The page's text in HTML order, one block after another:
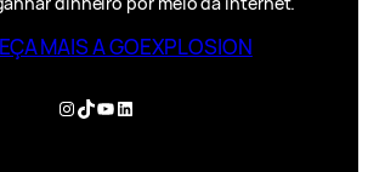
MAIS A GOEXPLOSION
Instagram
TikTok
YouTube
LinkedIn